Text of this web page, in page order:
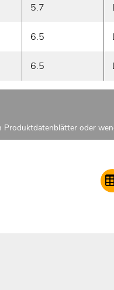
5.7
6.5
6.5
oder